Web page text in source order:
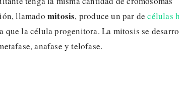
llamado mitosis, produce un par decélulas
que la célula progenitora. La mitosis se
anafase y telofase.